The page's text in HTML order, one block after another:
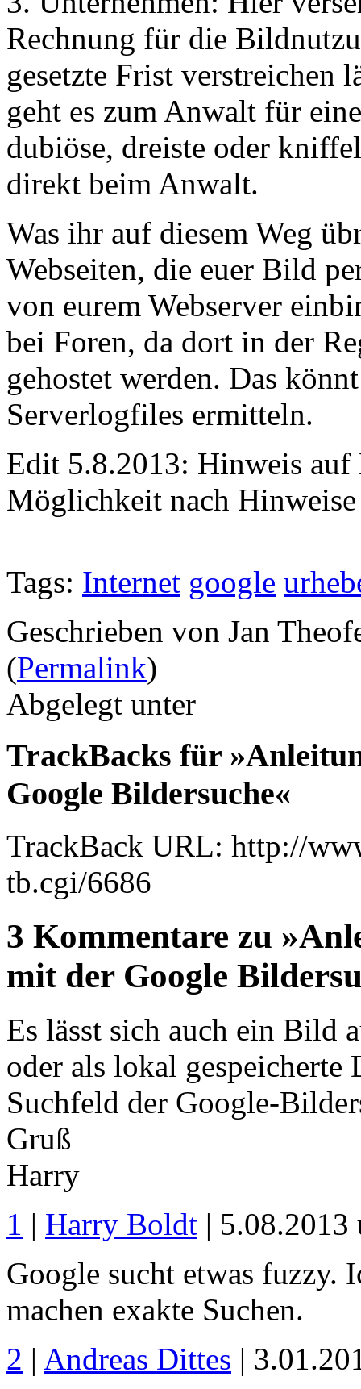
Rechnung für die
gesetzte Frist verstreichen
geht es zum Anwalt für
dubiöse, dreiste oder
direkt beim Anwalt.
Was ihr auf diesem Weg
Webseiten, die euer Bild
von eurem Webserver
bei Foren, da dort in der
gehostet werden. Das
Serverlogfiles ermitteln.
Edit 5.8.2013: Hinweis
Möglichkeit nach Hinweise
Tags: Internet google
Geschrieben von Jan
(Permalink)
Abgelegt unter
TrackBacks für
Google Bildersuche«
TrackBack URL: http://
tb.cgi/6686
3 Kommentare zu
mit der Google
Es lässt sich auch ein Bild
oder als lokal gespeicherte
Suchfeld der Google-
Gruß
Harry
1 | Harry Boldt | 5.08.2013
Google sucht etwas fuzzy.
machen exakte Suchen.
2 | Andreas Dittes |